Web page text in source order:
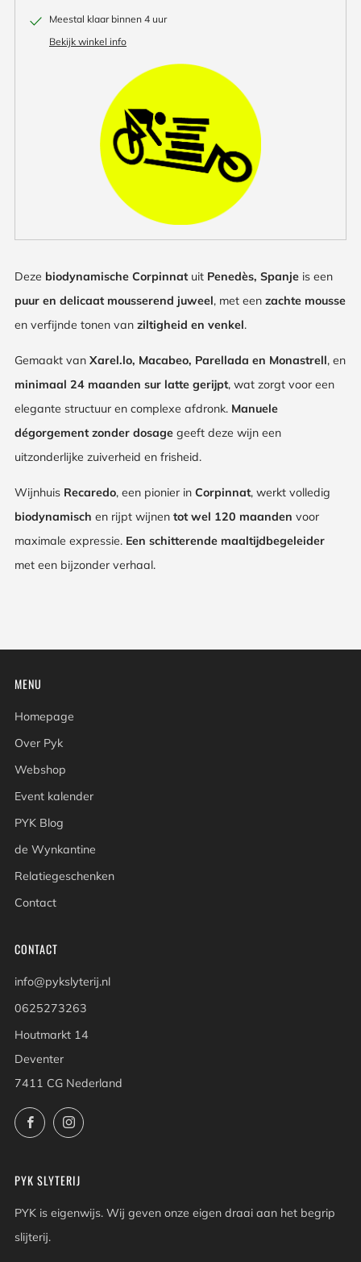
Meestal klaar binnen 4 uur
Bekijk winkel info
Deze biodynamische Corpinnatuit Penedès, Spanje is een
puur en delicaat mousserend juweel, met een zachte mousse
en verfijnde tonen van ziltigheid en venkel.
Gemaakt van Xarel.lo, Macabeo, Parellada en Monastrell, en
minimaal 24 maanden sur latte gerijpt, wat zorgt voor een
elegante structuur en complexe afdronk. Manuele
dégorgement zonder dosage geeft deze wijn een
uitzonderlijke zuiverheid en frisheid.
Wijnhuis Recaredo, een pionier in Corpinnat, werkt volledig
biodynamisch en rijpt wijnen tot wel 120 maanden voor
maximale expressie. Een schitterende maaltijdbegeleider
met een bijzonder verhaal.
MENU
Homepage
Over Pyk
Webshop
Event kalender
PYK Blog
de Wynkantine
Relatiegeschenken
Contact
CONTACT
info@pykslyterij.nl
0625273263
Houtmarkt 14
Deventer
7411 CG Nederland
FacebookInstagram
PYK SLYTERIJ
PYK is eigenwijs. Wij geven onze eigen draai aan het begrip
slijterij.